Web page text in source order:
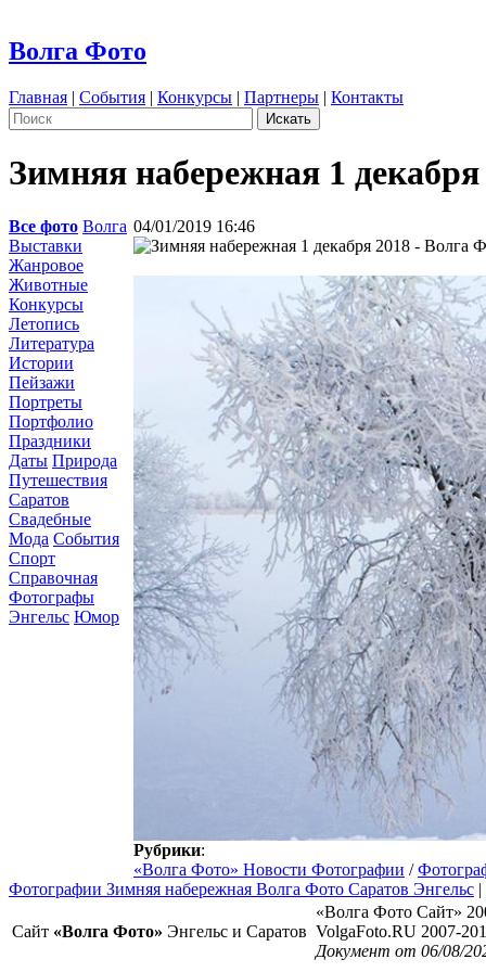
Волга Фото
Главная | События | Конкурсы | Партнеры | Контакты
Зимняя набережная 1 декабря
Все фото Волга
Выставки
Жанровое
Животные
Конкурсы
Летопись
Литература
Истории
Пейзажи
Портреты
Портфолио
Праздники
Даты Природа
Путешествия
Саратов
Свадебные
Мода События
Спорт
Справочная
Фотографы
Энгельс Юмор
04/01/2019 16:46
Рубрики:
«Волга Фото» Новости Фотографии /
Фотографии Зимняя набережная Волга Фото Саратов Энгельс |
Сайт «Волга Фото» Энгельс и Саратов
«Волга Фото Сайт»
VolgaFoto.RU 2007-
Документ от 06/08/